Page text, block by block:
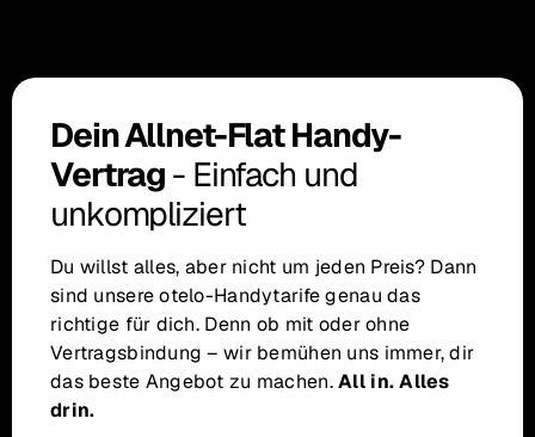
Dein Allnet-Flat Handy-
Vertrag- Einfach und
unkompliziert
Du willst alles, aber nicht um jeden Preis? Dann
sind unsere otelo-Handytarife genau das
richtige für dich. Denn ob mit oder ohne
Vertragsbindung – wir bemühen uns immer, dir
das beste Angebot zu machen.All in. Alles
drin.